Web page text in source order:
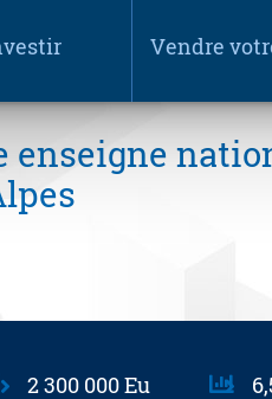
Vendre
enseigne
2 300 000 Eu